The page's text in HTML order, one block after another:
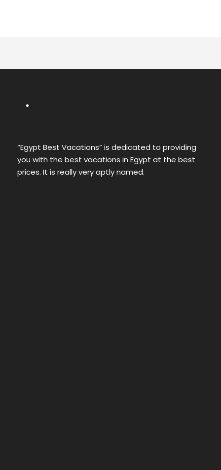
“Egypt Best Vacations” is dedicated to providing
you with the best vacations in Egypt at the best
prices. It is really very aptly named.